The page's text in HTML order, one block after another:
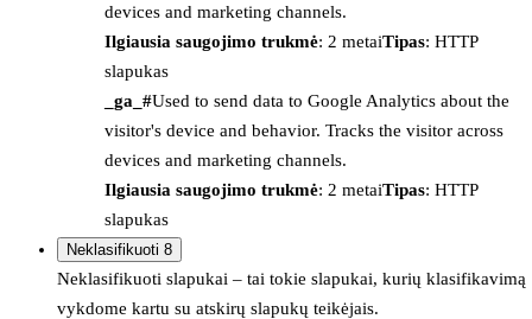
devices and marketing channels.
Ilgiausia saugojimo trukmė: 2 metaiTipas: HTTP
slapukas
_ga_#Used to send data to Google Analytics about the
visitor's device and behavior. Tracks the visitor across
devices and marketing channels.
Ilgiausia saugojimo trukmė: 2 metaiTipas: HTTP
slapukas
Neklasifikuoti 8
Neklasifikuoti slapukai – tai tokie slapukai, kurių klasifikavimą
vykdome kartu su atskirų slapukų teikėjais.